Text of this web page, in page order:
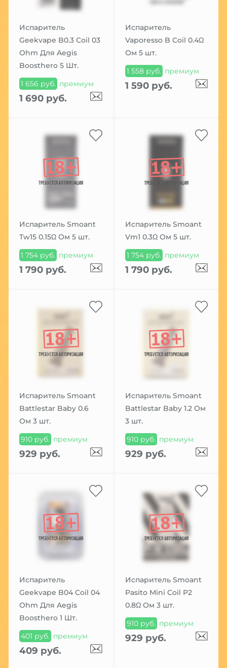
Испаритель
Geekvape B0.3 Coil 03
Ohm Для Aegis
Boosthero 5 Шт.
1 656 руб. премиум
1 690 руб.
Испаритель
Vaporesso B Coil 0.4Ω
Ом 5 шт.
1 558 руб. премиум
1 590 руб.
Испаритель Smoant
Tw15 0.15Ω Ом 5 шт.
1 754 руб. премиум
1 790 руб.
Испаритель Smoant
Vm1 0.3Ω Ом 5 шт.
1 754 руб. премиум
1 790 руб.
Испаритель Smoant
Battlestar Baby 0.6
Ом 3 шт.
910 руб. премиум
929 руб.
Испаритель Smoant
Battlestar Baby 1.2 Ом
3 шт.
910 руб. премиум
929 руб.
Испаритель
Geekvape B04 Coil 04
Ohm Для Aegis
Boosthero 1 Шт.
401 руб. премиум
409 руб.
Испаритель Smoant
Pasito Mini Coil P2
0.8Ω Ом 3 шт.
910 руб. премиум
929 руб.